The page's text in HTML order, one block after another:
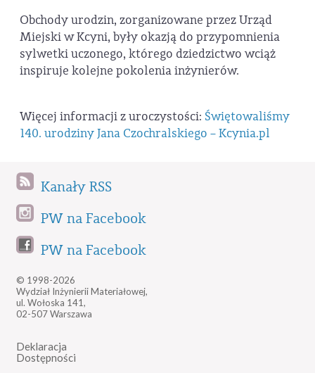
Obchody urodzin, zorganizowane przez Urząd
Miejski w Kcyni, były okazją do przypomnienia
sylwetki uczonego, którego dziedzictwo wciąż
inspiruje kolejne pokolenia inżynierów.
Więcej informacji z uroczystości: Świętowaliśmy
140. urodziny Jana Czochralskiego – Kcynia.pl
Kanały RSS
PW na Facebook
PW na Facebook
© 1998-2026
Wydział Inżynierii Materiałowej,
ul. Wołoska 141,
02-507 Warszawa
Deklaracja
Dostępności